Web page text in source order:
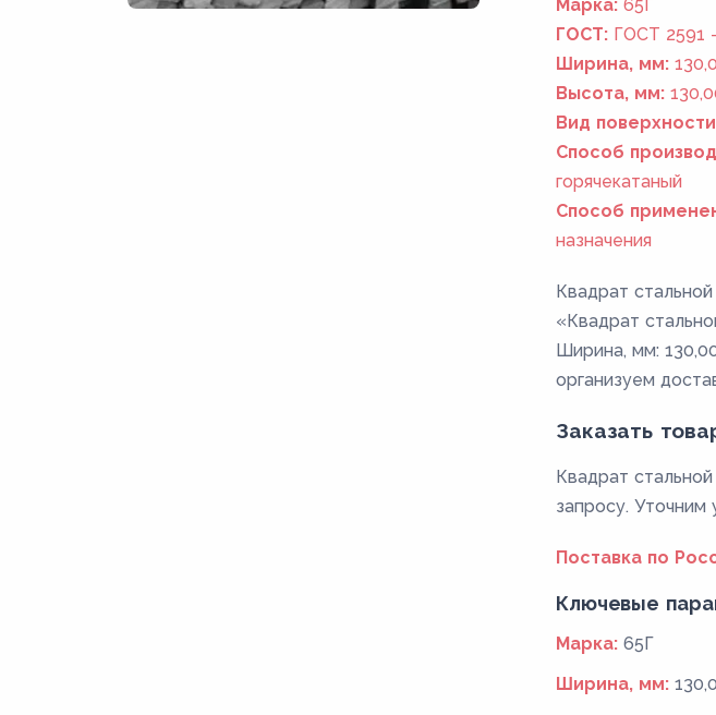
Марка: 65Г
ГОСТ: ГОСТ 2591
Ширина, мм:
Высота, мм:
Вид
Способ
горячекатаный
Способ
назначения
Квадрат
«Квадрат
Ширина, мм:
организуем
Заказать
Квадрат
запросу. Уточним
Поставка по
Ключевые
Марка: 65Г
Ширина, мм: